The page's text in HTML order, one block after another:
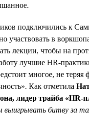
подключились к
участвовать в
лекции, чтобы на
лучшие HR-
многое, не теряя
Как отметила
лидер трайба «HR-
выигрывать битву за